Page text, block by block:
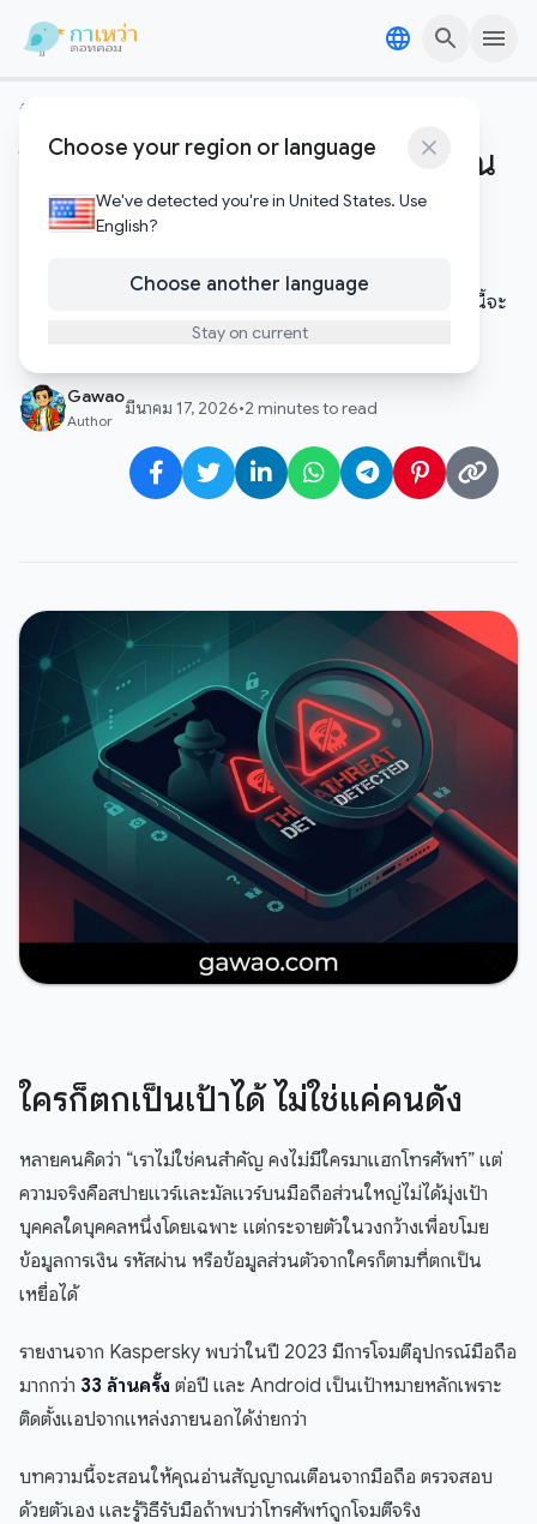
Choose your region or language
We've detected you're in United States. Use
English?
Choose another language
Stay on current
ทิปเทคนิค
วิธีตรวจสอบว่าสมาร์ทโฟนของคุณ
ถูกแฮกหรือมีสปายแวร์หรือเปล่า
โทรศัพท์ร้อน แบตหมดเร็ว หรือแอปเปิดเองโดยไม่ทราบ
สาเหตุ? นี่อาจเป็นสัญญาณที่ต้องตรวจสอบด่วน บทความนี้จะ
สอนวิธีวินิจฉัยและกำจัดภัยคุกคามบนมือถือ
Gawao
Author
มีนาคม 17, 2026•2 minutes to read
ใครก็ตกเป็นเป้าได้ ไม่ใช่แค่คนดัง
หลายคนคิดว่า “เราไม่ใช่คนสำคัญ คงไม่มีใครมาแฮกโทรศัพท์” แต่
ความจริงคือสปายแวร์และมัลแวร์บนมือถือส่วนใหญ่ไม่ได้มุ่งเป้า
บุคคลใดบุคคลหนึ่งโดยเฉพาะ แต่กระจายตัวในวงกว้างเพื่อขโมย
ข้อมูลการเงิน รหัสผ่าน หรือข้อมูลส่วนตัวจากใครก็ตามที่ตกเป็น
เหยื่อได้
รายงานจาก Kaspersky พบว่าในปี 2023 มีการโจมตีอุปกรณ์มือถือ
มากกว่า 33 ล้านครั้ง ต่อปี และ Android เป็นเป้าหมายหลักเพราะ
ติดตั้งแอปจากแหล่งภายนอกได้ง่ายกว่า
บทความนี้จะสอนให้คุณอ่านสัญญาณเตือนจากมือถือ ตรวจสอบ
ด้วยตัวเอง และรู้วิธีรับมือถ้าพบว่าโทรศัพท์ถูกโจมตีจริง